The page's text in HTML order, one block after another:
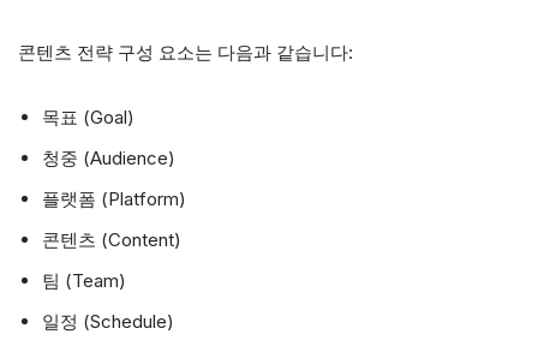
콘텐츠 전략 구성 요소는 다음과 같습니다:
목표 (Goal)
청중 (Audience)
플랫폼 (Platform)
콘텐츠 (Content)
팀 (Team)
일정 (Schedule)